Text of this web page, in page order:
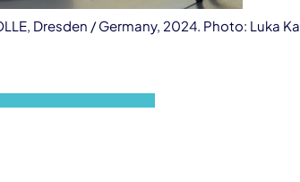
Dresden / Germany, 2024. Photo: Luka